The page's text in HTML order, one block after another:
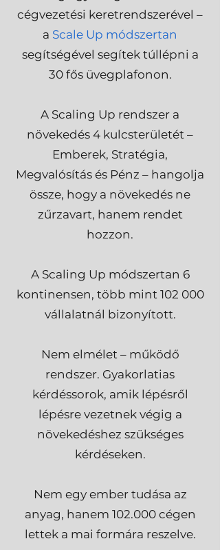
cégvezetési keretrendszerével –
a Scale Up módszertan
segítségével segítek túllépni a
30 fős üvegplafonon.
A Scaling Up rendszer a
növekedés 4 kulcsterületét –
Emberek, Stratégia,
Megvalósítás és Pénz – hangolja
össze, hogy a növekedés ne
zűrzavart, hanem rendet
hozzon.
A Scaling Up módszertan 6
kontinensen, több mint 102 000
vállalatnál bizonyított.
Nem elmélet – működő
rendszer. Gyakorlatias
kérdéssorok, amik lépésről
lépésre vezetnek végig a
növekedéshez szükséges
kérdéseken.
Nem egy ember tudása az
anyag, hanem 102.000 cégen
lettek a mai formára reszelve.